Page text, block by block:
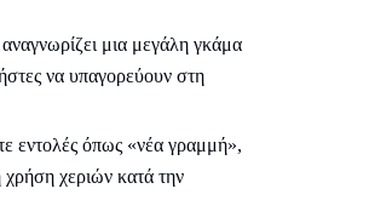
μια μεγάλη γκάμα
να υπαγορεύουν στη
εντολές όπως «νέα γραμμή»,
χρήση χεριών κατά την